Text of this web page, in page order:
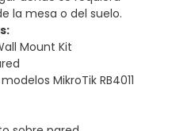
la mesa o del suelo.
Mount Kit
MikroTik RB4011